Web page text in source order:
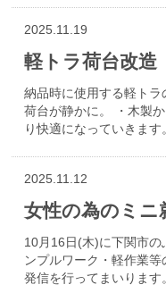
2025.11.19
軽トラ荷台改造
納品時に使用する軽ト
荷台が静かに。 ・木製
り快適になっていきま
2025.11.12
女性の為のミニ
10月16日(木)に下関市
ンプルワーク・軽作業
発信を行ってまいりま